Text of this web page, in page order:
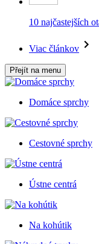
10 najčastejších
Viac článkov
Přejít na menu
Domáce sprchy
Cestovné sprchy
Ústne centrá
Na kohútik